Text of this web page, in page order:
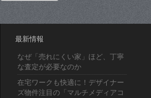
最新情報
なぜ「売れにくい家」ほど、丁寧
な査定が必要なのか
在宅ワークも快適に！デザイナー
ズ物件注目の「マルチメディアコ